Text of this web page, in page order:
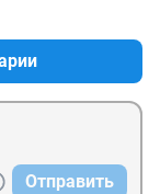
Отправить